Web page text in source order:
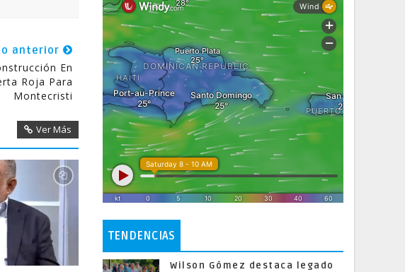
anterior
En
Roja Para
Montecristi
Ver Más
TENDENCIAS
Wilson Gómez destaca legado